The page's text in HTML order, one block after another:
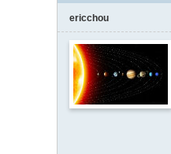
ericchou